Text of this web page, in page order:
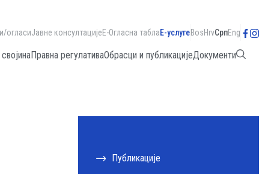
огласиЈавне консултацијеЕ-Огласна таблаЕ-услугеBosHrvСрпEng
Правна регулативаОбрасци и публикацијеДокументи
Публикације